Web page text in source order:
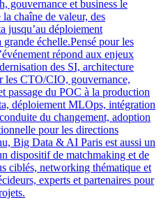
gouvernance et business le
chaîne de valeur, des
jusqu’au déploiement
échelle.Pensé pour les
répond aux enjeux
des SI, architecture
les CTO/CIO, gouvernance,
passage du POC à la production
déploiement MLOps, intégration
du changement, adoption
pour les directions
Big Data & AI Paris est aussi un
dispositif de matchmaking et de
ciblés, networking thématique et
experts et partenaires pour